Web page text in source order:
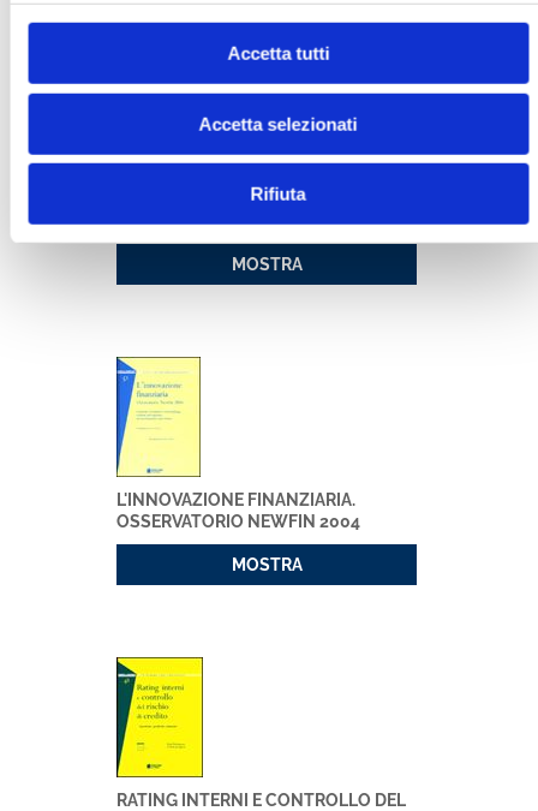
Accetta tutti
Accetta selezionati
Rifiuta
BANCARIA N. 7-8/2008
MOSTRA
L'INNOVAZIONE FINANZIARIA.
OSSERVATORIO NEWFIN 2004
MOSTRA
RATING INTERNI E CONTROLLO DEL